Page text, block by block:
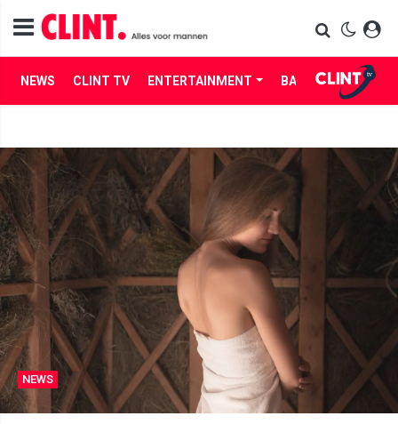
NEWS CLINT TV ENTERTAINMENT BABES LIFE
NEWS